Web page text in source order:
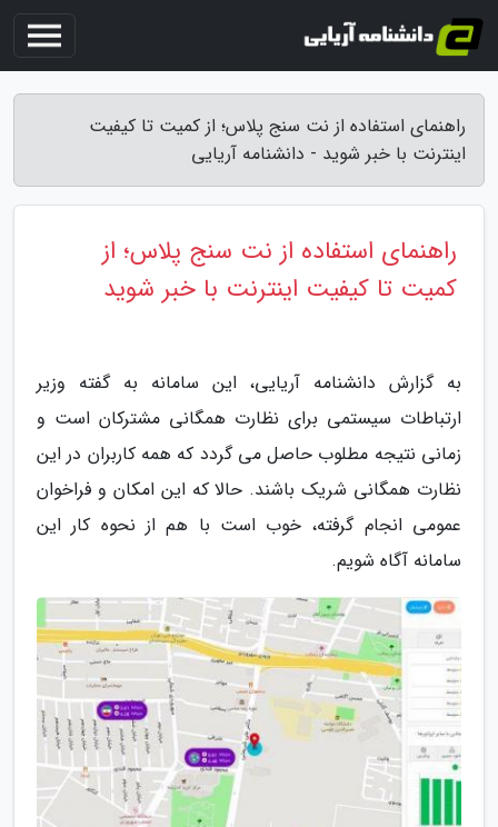
راهنمای استفاده از نت سنج پلاس؛ از کمیت تا کیفیت
اینترنت با خبر شوید - دانشنامه آریایی
راهنمای استفاده از نت سنج پلاس؛ از
کمیت تا کیفیت اینترنت با خبر شوید
به گزارش دانشنامه آریایی، این سامانه به گفته وزیر
ارتباطات سیستمی برای نظارت همگانی مشترکان است و
زمانی نتیجه مطلوب حاصل می گردد که همه کاربران در این
نظارت همگانی شریک باشند. حالا که این امکان و فراخوان
عمومی انجام گرفته، خوب است با هم از نحوه کار این
سامانه آگاه شویم.